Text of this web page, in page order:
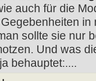
auch für die
in
sollte sie nur
Und was
behauptet:....